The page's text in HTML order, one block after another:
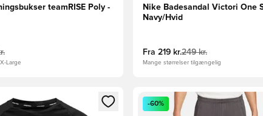
teamRISE Poly -
Large
Nike Badesandal Victori One
Navy/Hvid
Fra 219 kr.249 kr.
Mange størrelser tilgængelig
til at logge ind eller tilmelde dig som medlem
Åbner en Modal til at logge
-60%